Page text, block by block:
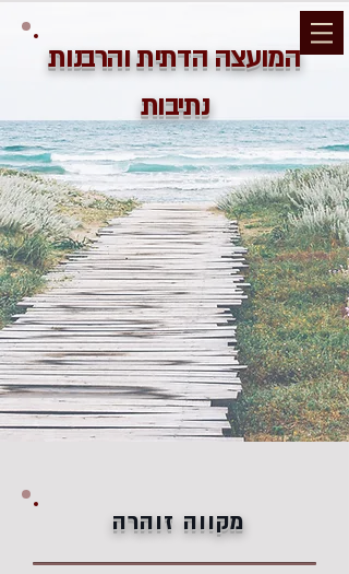
המועצה הדתית והרבנות נתיבות
המועצה הדתית והרבנות
נתיבות
מקווה זוהרה